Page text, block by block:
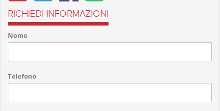
RICHIEDI INFORMAZIONI
Nome
Telefono